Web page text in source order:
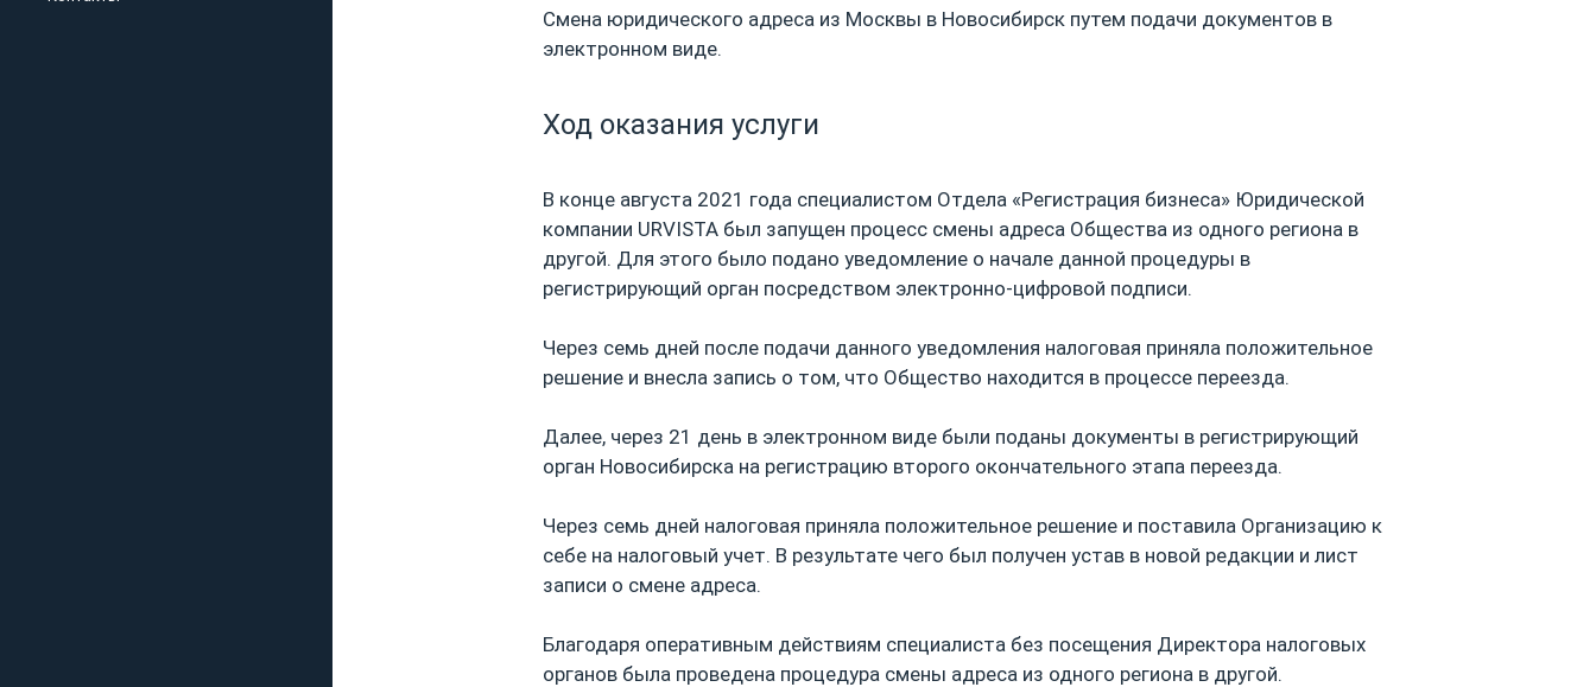
Смена юридического адреса из Москвы в Новосибирск путем подачи документов в
электронном виде.
Ход оказания услуги
В конце августа 2021 года специалистом Отдела «Регистрация бизнеса» Юридической
компании URVISTA был запущен процесс смены адреса Общества из одного региона в
другой. Для этого было подано уведомление о начале данной процедуры в
регистрирующий орган посредством электронно-цифровой подписи.
Через семь дней после подачи данного уведомления налоговая приняла положительное
решение и внесла запись о том, что Общество находится в процессе переезда.
Далее, через 21 день в электронном виде были поданы документы в регистрирующий
орган Новосибирска на регистрацию второго окончательного этапа переезда.
Через семь дней налоговая приняла положительное решение и поставила Организацию к
себе на налоговый учет. В результате чего был получен устав в новой редакции и лист
записи о смене адреса.
Благодаря оперативным действиям специалиста без посещения Директора налоговых
органов была проведена процедура смены адреса из одного региона в другой.